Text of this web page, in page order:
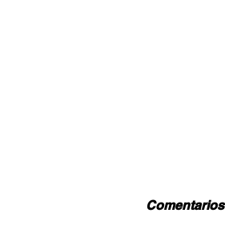
Comentarios